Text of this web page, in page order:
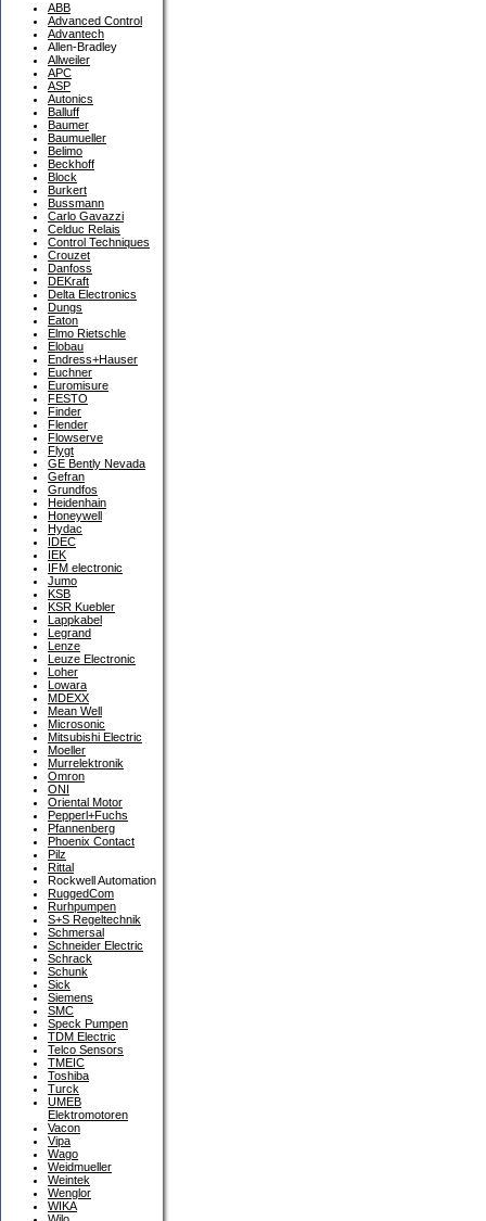
ABB
Advanced Control
Advantech
Allen-Bradley
Allweiler
APC
ASP
Autonics
Balluff
Baumer
Baumueller
Belimo
Beckhoff
Block
Burkert
Bussmann
Carlo Gavazzi
Celduc Relais
Control Techniques
Crouzet
Danfoss
DEKraft
Delta Electronics
Dungs
Eaton
Elmo Rietschle
Elobau
Endress+Hauser
Euchner
Euromisure
FESTO
Finder
Flender
Flowserve
Flygt
GE Bently Nevada
Gefran
Grundfos
Heidenhain
Honeywell
Hydac
IDEC
IEK
IFM electronic
Jumo
KSB
KSR Kuebler
Lappkabel
Legrand
Lenze
Leuze Electronic
Loher
Lowara
MDEXX
Mean Well
Microsonic
Mitsubishi Electric
Moeller
Murrelektronik
Omron
ONI
Oriental Motor
Pepperl+Fuchs
Pfannenberg
Phoenix Contact
Pilz
Rittal
Rockwell Automation
RuggedCom
Rurhpumpen
S+S Regeltechnik
Schmersal
Schneider Electric
Schrack
Schunk
Sick
Siemens
SMC
Speck Pumpen
TDM Electric
Telco Sensors
TMEIC
Toshiba
Turck
UMEB
Elektromotoren
Vacon
Vipa
Wago
Weidmueller
Weintek
Wenglor
WIKA